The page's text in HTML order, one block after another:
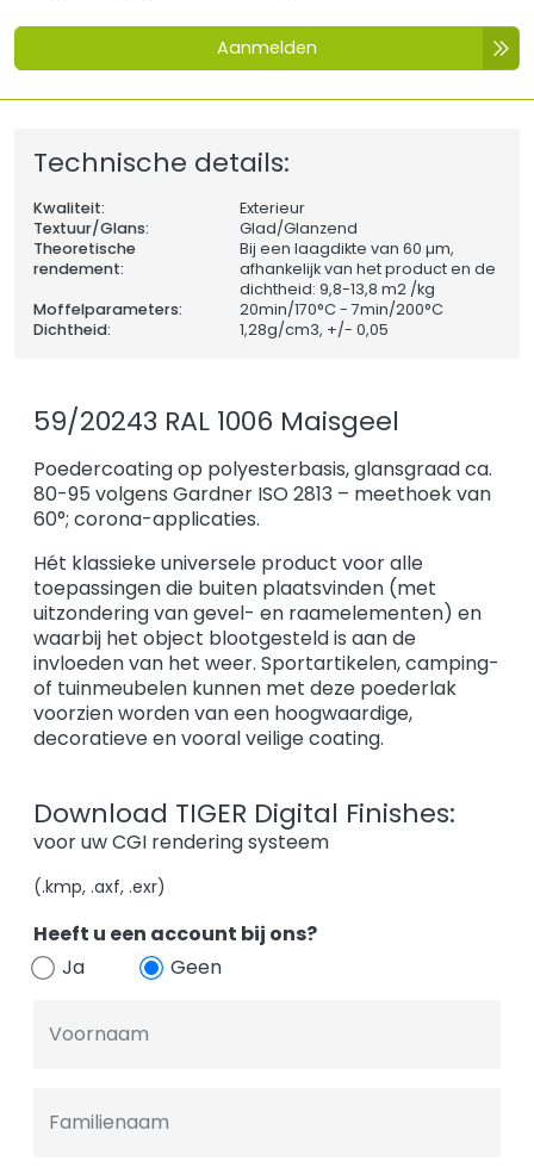
Aanmelden
Technische details:
Kwaliteit:
Exterieur
Textuur/Glans:
Glad/Glanzend
Theoretische
rendement:
Bij een laagdikte van 60 µm,
afhankelijk van het product en de
dichtheid: 9,8-13,8 m2 /kg
Moffelparameters:
20min/170°C - 7min/200°C
Dichtheid:
1,28g/cm3, +/- 0,05
59/20243 RAL 1006 Maisgeel
Poedercoating op polyesterbasis, glansgraad ca.
80-95 volgens Gardner ISO 2813 – meethoek van
60°; corona-applicaties.
Hét klassieke universele product voor alle
toepassingen die buiten plaatsvinden (met
uitzondering van gevel- en raamelementen) en
waarbij het object blootgesteld is aan de
invloeden van het weer. Sportartikelen, camping-
of tuinmeubelen kunnen met deze poederlak
voorzien worden van een hoogwaardige,
decoratieve en vooral veilige coating.
Download TIGER Digital Finishes:
voor uw CGI rendering systeem
(.kmp, .axf, .exr)
Heeft u een account bij ons?
Ja
Geen
Voornaam
Familienaam